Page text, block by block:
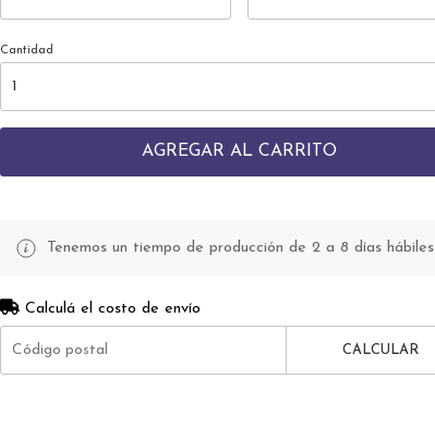
Cantidad
AGREGAR AL CARRITO
Tenemos un tiempo de producción de 2 a 8 días hábiles
Calculá el costo de envío
CALCULAR